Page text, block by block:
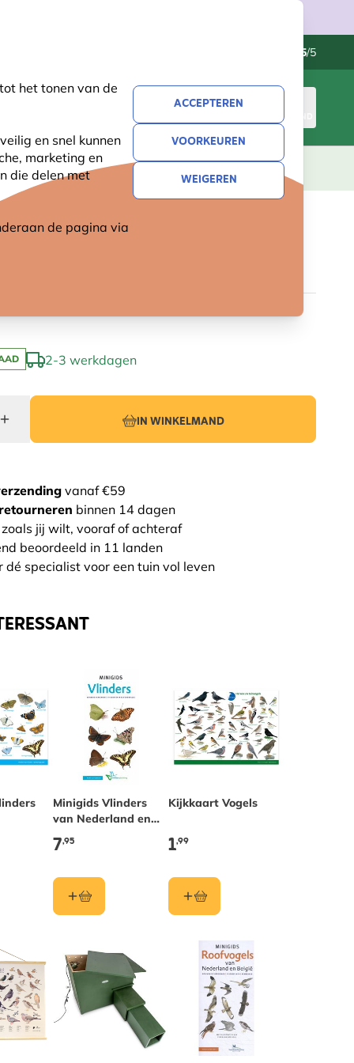
het tonen van de
en snel kunnen
marketing en
die delen met
de pagina via
ACCEPTEREN
VOORKEUREN
WEIGEREN
4.5/5
WINKELMAND
CADEAUS NIEUW SALE
2-3 werkdagen
IN WINKELMAND
vanaf €59
binnen 14 dagen
jij wilt, vooraf of achteraf
beoordeeld in 11 landen
dé specialist voor een tuin vol leven
Minigids Vlinders
van Nederland en
België
7,95
Kijkkaart Vogels
1,99